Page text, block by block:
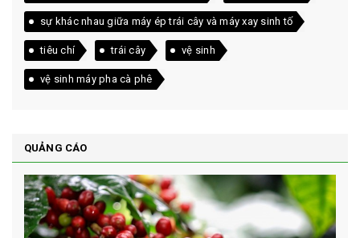
sự khác nhau giữa máy ép trái cây và máy xay sinh tố
tiêu chí trái cây vệ sinh
vệ sinh máy pha cà phê
QUẢNG CÁO